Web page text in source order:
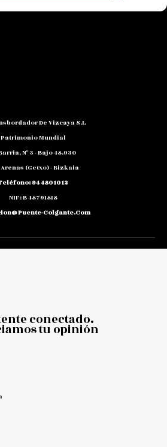
De Vizcaya S.L
Patrimonio Mundial
Nº 3 - Bajo 48.930
(Getxo) - Bizkaia
94 480 10 12
NIF: B 48791818
Colgante.com
conectado.
tu opinión